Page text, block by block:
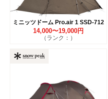
ミニッツドーム Pro.air 1 SSD-712
14,000〜19,000円
（ランク：）